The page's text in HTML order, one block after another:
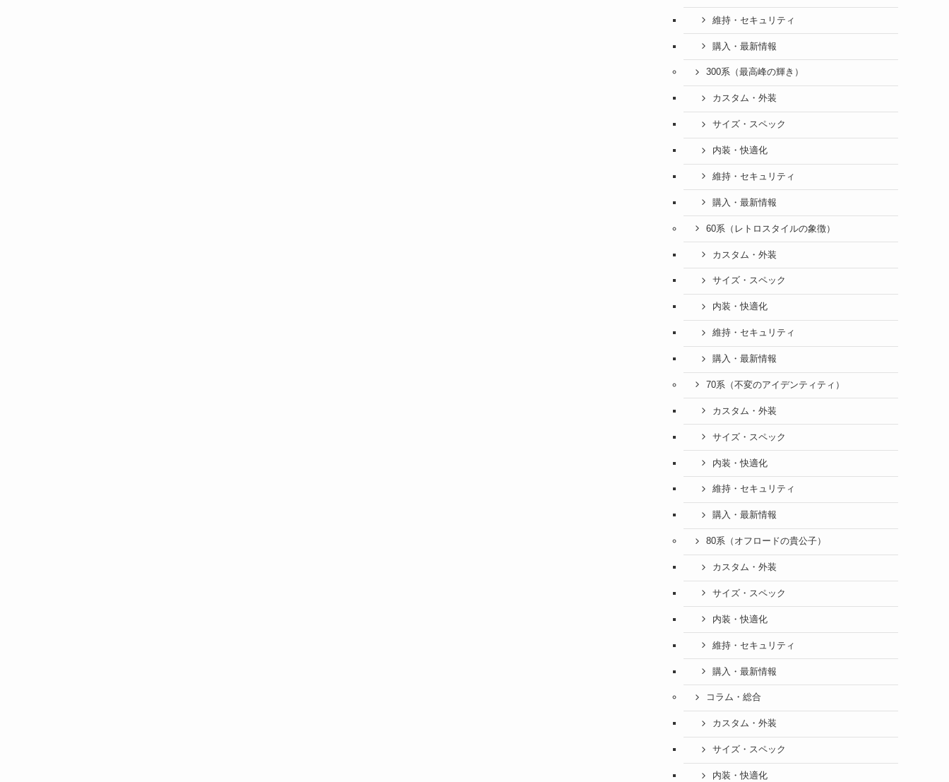
維持・セキュリティ
購入・最新情報
300系（最高峰の輝き）
カスタム・外装
サイズ・スペック
内装・快適化
維持・セキュリティ
購入・最新情報
60系（レトロスタイルの象徴）
カスタム・外装
サイズ・スペック
内装・快適化
維持・セキュリティ
購入・最新情報
70系（不変のアイデンティティ）
カスタム・外装
サイズ・スペック
内装・快適化
維持・セキュリティ
購入・最新情報
80系（オフロードの貴公子）
カスタム・外装
サイズ・スペック
内装・快適化
維持・セキュリティ
購入・最新情報
コラム・総合
カスタム・外装
サイズ・スペック
内装・快適化